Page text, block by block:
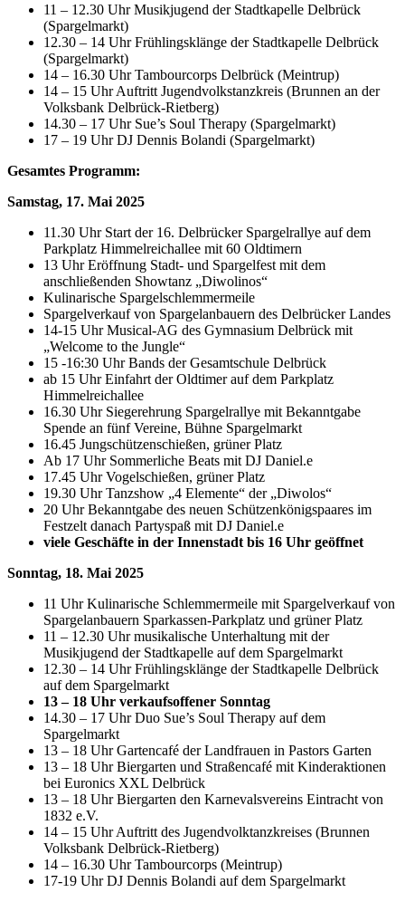
11 – 12.30 Uhr Musikjugend der Stadtkapelle Delbrück
(Spargelmarkt)
12.30 – 14 Uhr Frühlingsklänge der Stadtkapelle Delbrück
(Spargelmarkt)
14 – 16.30 Uhr Tambourcorps Delbrück (Meintrup)
14 – 15 Uhr Auftritt Jugendvolkstanzkreis (Brunnen an der
Volksbank Delbrück-Rietberg)
14.30 – 17 Uhr Sue’s Soul Therapy (Spargelmarkt)
17 – 19 Uhr DJ Dennis Bolandi (Spargelmarkt)
Gesamtes Programm:
Samstag, 17. Mai 2025
11.30 Uhr Start der 16. Delbrücker Spargelrallye auf dem
Parkplatz Himmelreichallee mit 60 Oldtimern
13 Uhr Eröffnung Stadt- und Spargelfest mit dem
anschließenden Showtanz „Diwolinos“
Kulinarische Spargelschlemmermeile
Spargelverkauf von Spargelanbauern des Delbrücker Landes
14-15 Uhr Musical-AG des Gymnasium Delbrück mit
„Welcome to the Jungle“
15 -16:30 Uhr Bands der Gesamtschule Delbrück
ab 15 Uhr Einfahrt der Oldtimer auf dem Parkplatz
Himmelreichallee
16.30 Uhr Siegerehrung Spargelrallye mit Bekanntgabe
Spende an fünf Vereine, Bühne Spargelmarkt
16.45 Jungschützenschießen, grüner Platz
Ab 17 Uhr Sommerliche Beats mit DJ Daniel.e
17.45 Uhr Vogelschießen, grüner Platz
19.30 Uhr Tanzshow „4 Elemente“ der „Diwolos“
20 Uhr Bekanntgabe des neuen Schützenkönigspaares im
Festzelt danach Partyspaß mit DJ Daniel.e
viele Geschäfte in der Innenstadt bis 16 Uhr geöffnet
Sonntag, 18. Mai 2025
11 Uhr Kulinarische Schlemmermeile mit Spargelverkauf von
Spargelanbauern Sparkassen-Parkplatz und grüner Platz
11 – 12.30 Uhr musikalische Unterhaltung mit der
Musikjugend der Stadtkapelle auf dem Spargelmarkt
12.30 – 14 Uhr Frühlingsklänge der Stadtkapelle Delbrück
auf dem Spargelmarkt
13 – 18 Uhr verkaufsoffener Sonntag
14.30 – 17 Uhr Duo Sue’s Soul Therapy auf dem
Spargelmarkt
13 – 18 Uhr Gartencafé der Landfrauen in Pastors Garten
13 – 18 Uhr Biergarten und Straßencafé mit Kinderaktionen
bei Euronics XXL Delbrück
13 – 18 Uhr Biergarten den Karnevalsvereins Eintracht von
1832 e.V.
14 – 15 Uhr Auftritt des Jugendvolktanzkreises (Brunnen
Volksbank Delbrück-Rietberg)
14 – 16.30 Uhr Tambourcorps (Meintrup)
17-19 Uhr DJ Dennis Bolandi auf dem Spargelmarkt